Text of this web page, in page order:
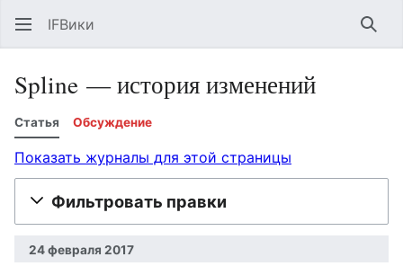
IFВики
Spline — история изменений
Статья Обсуждение
Показать журналы для этой страницы
Фильтровать правки
24 февраля 2017